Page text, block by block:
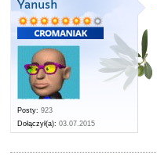
Yanush
Posty: 923
Dołączył(a): 03.07.2015